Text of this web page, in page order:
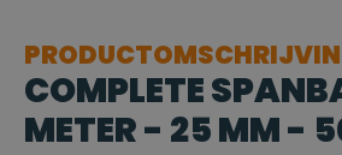
COMPLETE
METER - 25 MM -